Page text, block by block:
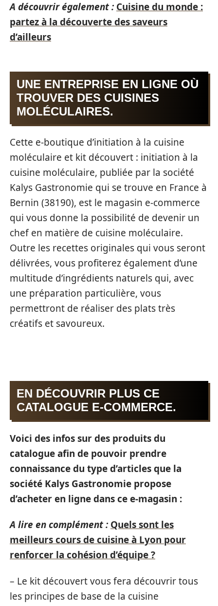
A découvrir également : Cuisine du monde :
partez à la découverte des saveurs
d’ailleurs
UNE ENTREPRISE EN LIGNE OÙ
TROUVER DES CUISINES
MOLÉCULAIRES.
Cette e-boutique d’initiation à la cuisine
moléculaire et kit découvert : initiation à la
cuisine moléculaire, publiée par la société
Kalys Gastronomie qui se trouve en France à
Bernin (38190), est le magasin e-commerce
qui vous donne la possibilité de devenir un
chef en matière de cuisine moléculaire.
Outre les recettes originales qui vous seront
délivrées, vous profiterez également d’une
multitude d’ingrédients naturels qui, avec
une préparation particulière, vous
permettront de réaliser des plats très
créatifs et savoureux.
EN DÉCOUVRIR PLUS CE
CATALOGUE E-COMMERCE.
Voici des infos sur des produits du
catalogue afin de pouvoir prendre
connaissance du type d’articles que la
société Kalys Gastronomie propose
d’acheter en ligne dans ce e-magasin :
A lire en complément : Quels sont les
meilleurs cours de cuisine à Lyon pour
renforcer la cohésion d’équipe ?
– Le kit découvert vous fera découvrir tous
les principes de base de la cuisine